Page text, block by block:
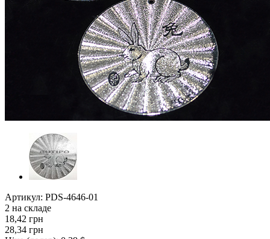
Артикул: PDS-4646-01
2 на складе
18,42 грн
28,34 грн